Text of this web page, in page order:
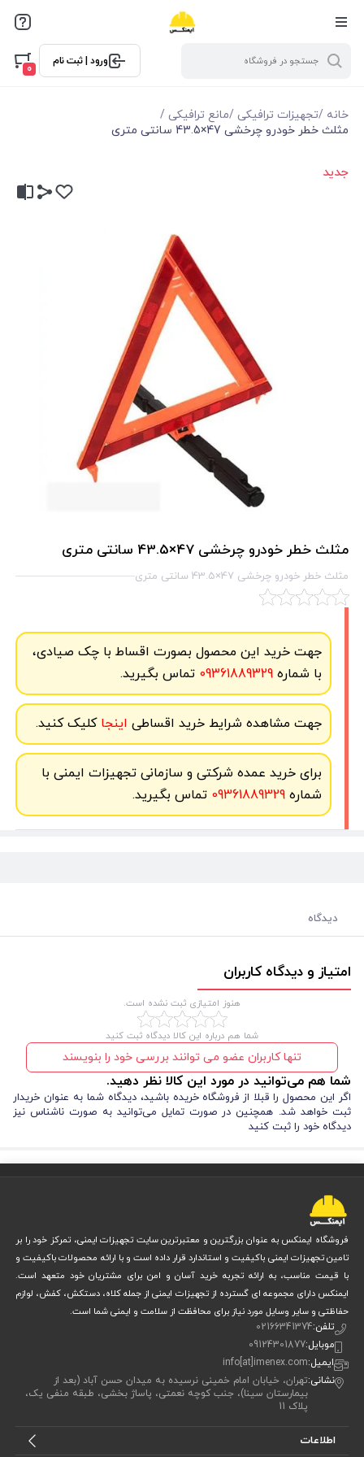
ورود | ثبت نام
0
خانه /تجهیزات ترافیکی /مانع ترافیکی /
مثلث خطر خودرو چرخشی 47×43.5 سانتی متری
جدید
مثلث خطر خودرو چرخشی 47×43.5 سانتی متری
مثلث خطر خودرو چرخشی 47×43.5 سانتی متری
جهت خرید این محصول بصورت اقساط با چک صیادی،
با شماره09361889329 تماس بگیرید.
جهت مشاهده شرایط خرید اقساطی اینجاکلیک کنید.
برای خرید عمده شرکتی و سازمانی تجهیزات ایمنی با
شماره09361889329 تماس بگیرید.
دیدگاه
امتیاز و دیدگاه کاربران
هنوز امتیازی ثبت نشده است.
شما هم درباره این کالا دیدگاه ثبت کنید
تنها کاربران عضو می توانند بررسی خود را بنویسند
شما هم می‌توانید در مورد این کالا نظر دهید.
اگر این محصول را قبلا از فروشگاه خریده باشید، دیدگاه شما به عنوان خریدار
ثبت خواهد شد. همچنین در صورت تمایل می‌توانید به صورت ناشناس نیز
دیدگاه خود را ثبت کنید
فروشگاه ایمنکس به عنوان بزرگترین و معتبرترین سایت تجهیزات ایمنی، تمرکز خود را بر
تامین تجهیزات ایمنی باکیفیت و استاندارد قرار داده است و با ارائه محصولات باکیفیت و
با قیمت مناسب، به ارائه تجربه خرید آسان و امن برای مشتریان خود متعهد است.
ایمنکس دارای مجموعه ای گسترده از تجهیزات ایمنی از جمله کلاه، دستکش، کفش، لوازم
حفاظتی و سایر وسایل مورد نیاز برای محافظت از سلامت و ایمنی شما است.
تلفن:02166341374
موبایل:09124301877
ایمیل:info[at]imenex.com
نشانی:تهران، خیابان امام خمینی نرسیده به میدان حسن آباد (بعد از
بیمارستان سینا)، جنب کوچه نعمتی، پاساژ بخشی، طبقه منفی یک،
پلاک 11
اطلاعات